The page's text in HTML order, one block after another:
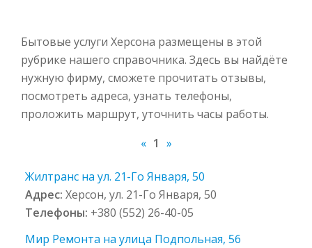
Бытовые услуги Херсона размещены в этой
рубрике нашего справочника. Здесь вы найдёте
нужную фирму, сможете прочитать отзывы,
посмотреть адреса, узнать телефоны,
проложить маршрут, уточнить часы работы.
« 1 »
Жилтранс на ул. 21-Го Января, 50
Адрес:Херсон, ул. 21-Го Января, 50
Телефоны: +380 (552) 26-40-05
Мир Ремонта на улица Подпольная, 56